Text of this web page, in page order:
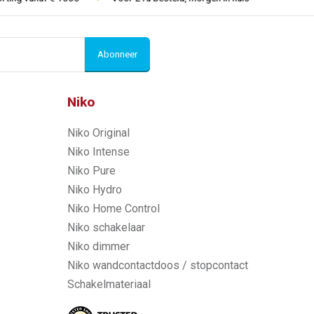
Abonneer
Niko
Niko Original
Niko Intense
Niko Pure
Niko Hydro
Niko Home Control
Niko schakelaar
Niko dimmer
Niko wandcontactdoos / stopcontact
Schakelmateriaal